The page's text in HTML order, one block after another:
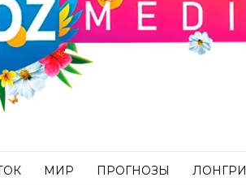
МИР ПРОГНОЗЫ